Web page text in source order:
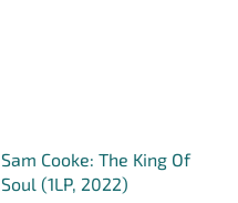
Sam Cooke: The King Of
Soul (1LP, 2022)